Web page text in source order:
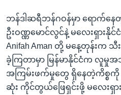
ဘန်ဒါဆရီဘန်ဂဝန်မှာ ရောက်နေတဲ့
ဦးဝဏ္ဏမောင်လွင်နဲ့ မလေးရှားနိုင်ငံ
Anifah Aman တို့ မနေ့တုန်းက
ခဲ့ကြတာမှာ မြန်မာနိုင်ငံက လူမှုအ
အကြမ်းဖက်မှုတွေ ရှိနေတဲ့ကိစ္စကို
ဆုံး ကိုင်တွယ်ဖြေရှင်းဖို့ မလေး